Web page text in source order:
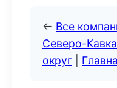
← Все
Северо-
округ